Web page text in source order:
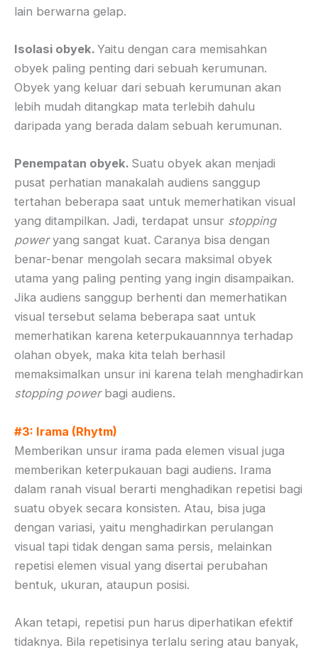
lain berwarna gelap.
Isolasi obyek. Yaitu dengan cara memisahkan
obyek paling penting dari sebuah kerumunan.
Obyek yang keluar dari sebuah kerumunan akan
lebih mudah ditangkap mata terlebih dahulu
daripada yang berada dalam sebuah kerumunan.
Penempatan obyek. Suatu obyek akan menjadi
pusat perhatian manakalah audiens sanggup
tertahan beberapa saat untuk memerhatikan visual
yang ditampilkan. Jadi, terdapat unsur stopping
poweryang sangat kuat. Caranya bisa dengan
benar-benar mengolah secara maksimal obyek
utama yang paling penting yang ingin disampaikan.
Jika audiens sanggup berhenti dan memerhatikan
visual tersebut selama beberapa saat untuk
memerhatikan karena keterpukauannnya terhadap
olahan obyek, maka kita telah berhasil
memaksimalkan unsur ini karena telah menghadirkan
stopping powerbagi audiens.
#3: Irama (Rhytm)
Memberikan unsur irama pada elemen visual juga
memberikan keterpukauan bagi audiens. Irama
dalam ranah visual berarti menghadikan repetisi bagi
suatu obyek secara konsisten. Atau, bisa juga
dengan variasi, yaitu menghadirkan perulangan
visual tapi tidak dengan sama persis, melainkan
repetisi elemen visual yang disertai perubahan
bentuk, ukuran, ataupun posisi.
Akan tetapi, repetisi pun harus diperhatikan efektif
tidaknya. Bila repetisinya terlalu sering atau banyak,